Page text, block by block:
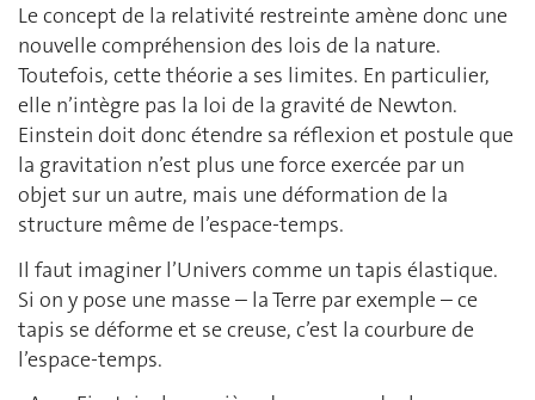
Le concept de la relativité restreinte amène donc une
nouvelle compréhension des lois de la nature.
Toutefois, cette théorie a ses limites. En particulier,
elle n’intègre pas la loi de la gravité de Newton.
Einstein doit donc étendre sa réflexion et postule que
la gravitation n’est plus une force exercée par un
objet sur un autre, mais une déformation de la
structure même de l’espace-temps.
Il faut imaginer l’Univers comme un tapis élastique.
Si on y pose une masse – la Terre par exemple – ce
tapis se déforme et se creuse, c’est la courbure de
l’espace-temps.